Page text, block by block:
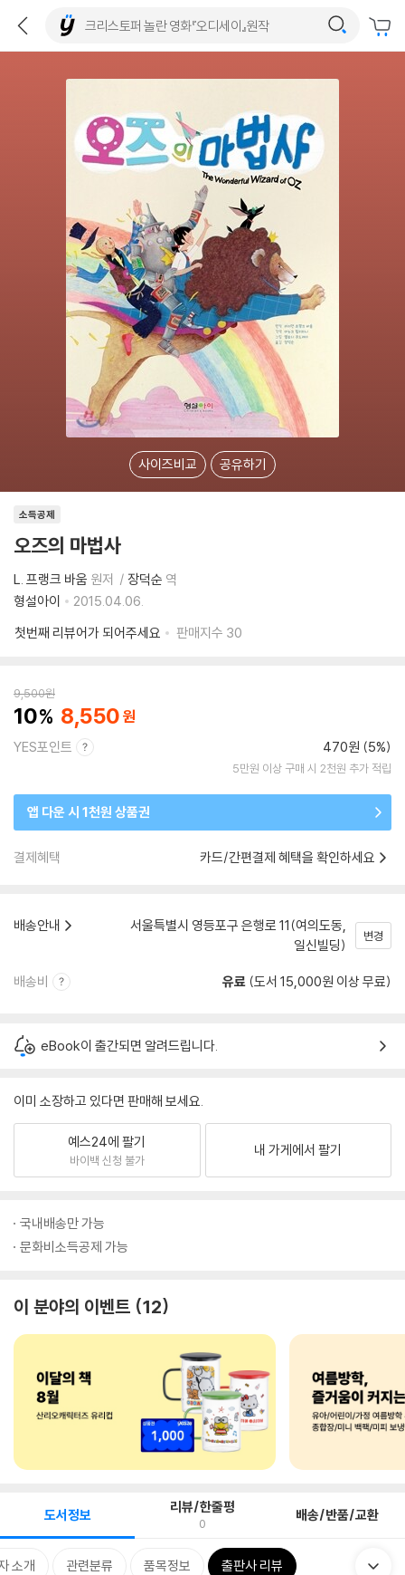
사이즈비교 공유하기
소득공제
오즈의 마법사
L. 프랭크 바움 원저 장덕순 역
형설아이
2015.04.06.
첫번째 리뷰어가 되어주세요
판매지수 30
9,500원
10 8,550
YES포인트 470원 (5%)
5만원 이상 구매 시 2천원 추가 적립
앱 다운 시 1천원 상품권
결제혜택 카드/간편결제 혜택을 확인하세요
배송안내
서울특별시 영등포구 은행로 11(여의도동,
일신빌딩)
변경
배송비 유료 (도서 15,000원 이상 무료)
eBook이 출간되면 알려드립니다.
이미 소장하고 있다면 판매해 보세요.
예스24에 팔기
바이백 신청 불가
내 가게에서 팔기
국내배송만 가능
문화비소득공제 가능
이 분야의 이벤트 12
도서정보 리뷰/한줄평
0 배송/반품/교환
소개 관련분류 품목정보 출판사 리뷰